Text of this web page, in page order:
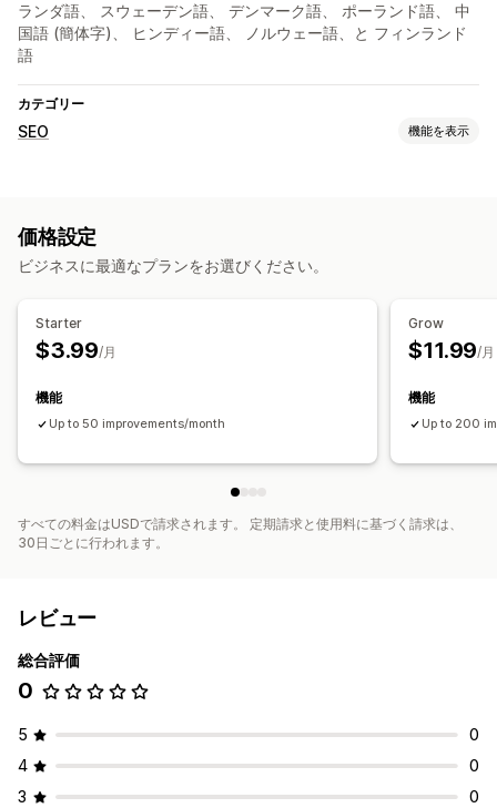
ランダ語、 スウェーデン語、 デンマーク語、 ポーランド語、 中
国語 (簡体字)、 ヒンディー語、 ノルウェー語、と フィンランド
語
カテゴリー
SEO 機能を表示
価格設定
ビジネスに最適なプランをお選びください。
Starter
$3.99/月
機能
Up to 50 improvements/month
Grow
$11.99/月
機能
Up to 200
すべての料金はUSDで請求されます。 定期請求と使用料に基づく請求は、
30日ごとに行われます。
レビュー
総合評価
0
5
0
4
0
3
0